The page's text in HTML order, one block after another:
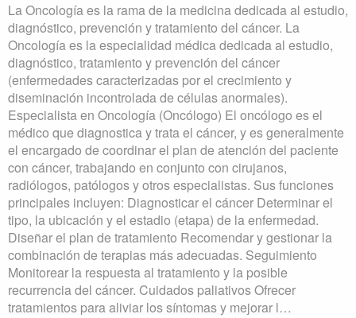
La Oncología es la rama de la medicina dedicada al estudio,
diagnóstico, prevención y tratamiento del cáncer. La
Oncología es la especialidad médica dedicada al estudio,
diagnóstico, tratamiento y prevención del cáncer
(enfermedades caracterizadas por el crecimiento y
diseminación incontrolada de células anormales).
Especialista en Oncología (Oncólogo) El oncólogo es el
médico que diagnostica y trata el cáncer, y es generalmente
el encargado de coordinar el plan de atención del paciente
con cáncer, trabajando en conjunto con cirujanos,
radiólogos, patólogos y otros especialistas. Sus funciones
principales incluyen: Diagnosticar el cáncer Determinar el
tipo, la ubicación y el estadio (etapa) de la enfermedad.
Diseñar el plan de tratamiento Recomendar y gestionar la
combinación de terapias más adecuadas. Seguimiento
Monitorear la respuesta al tratamiento y la posible
recurrencia del cáncer. Cuidados paliativos Ofrecer
tratamientos para aliviar los síntomas y mejorar l…